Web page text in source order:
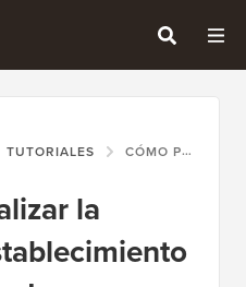
TUTORIALES CÓMO PERSONALIZAR LA PÁGINA DE RESTABLECIMIENTO DE CONTRASEÑA DE WORDPRESS
la